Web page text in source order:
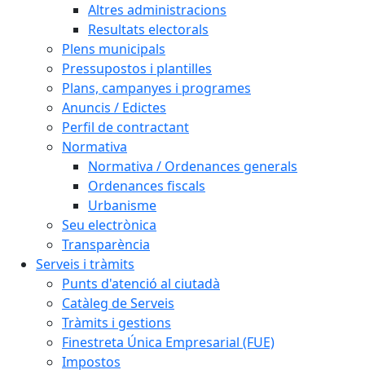
Altres administracions
Resultats electorals
Plens municipals
Pressupostos i plantilles
Plans, campanyes i programes
Anuncis / Edictes
Perfil de contractant
Normativa
Normativa / Ordenances generals
Ordenances fiscals
Urbanisme
Seu electrònica
Transparència
Serveis i tràmits
Punts d'atenció al ciutadà
Catàleg de Serveis
Tràmits i gestions
Finestreta Única Empresarial (FUE)
Impostos